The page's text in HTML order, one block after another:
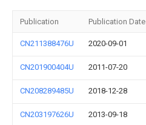
Publication Publication Date
CN211388476U 2020-09-01
CN201900404U 2011-07-20
CN208289485U 2018-12-28
CN203197626U 2013-09-18